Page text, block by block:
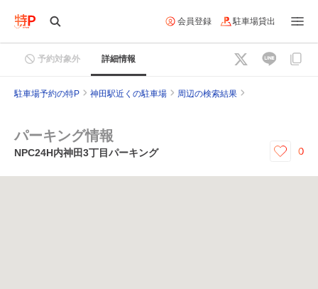
会員登録 駐車場貸出
予約対象外 詳細情報
駐車場予約の特P 神田駅近くの駐車場 周辺の検索結果
パーキング情報
NPC24H内神田3丁目パーキング 0